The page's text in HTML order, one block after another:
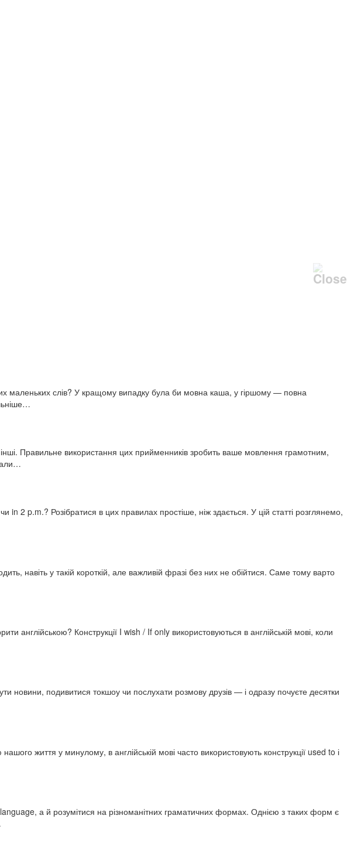
маленьких слів? У кращому випадку була би мовна каша, у гіршому — повна
Правильне використання цих прийменників зробить ваше мовлення грамотним,
2 p.m.? Розібратися в цих правилах простіше, ніж здається. У цій статті розглянемо,
навіть у такій короткій, але важливій фразі без них не обійтися. Саме тому варто
англійською? Конструкції I wish / If only використовуються в англійській мові, коли
новини, подивитися токшоу чи послухати розмову друзів — і одразу почуєте десятки
життя у минулому, в англійській мові часто використовують конструкції used to і
а й розумітися на різноманітних граматичних формах. Однією з таких форм є